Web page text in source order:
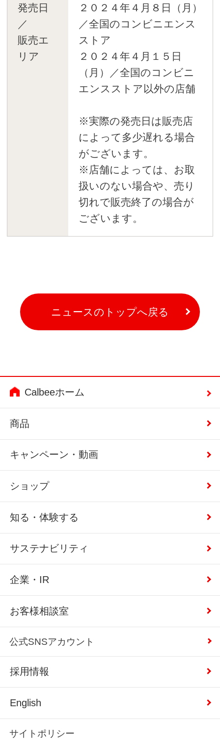
発売日
／
販売エ
リア
２０２４年４月８日（月）
／全国のコンビニエンス
ストア
２０２４年４月１５日
（月）／全国のコンビニ
エンスストア以外の店舗
※実際の発売日は販売店
によって多少遅れる場合
がございます。
※店舗によっては、お取
扱いのない場合や、売り
切れで販売終了の場合が
ございます。
ニュースのトップへ戻る
Calbeeホーム
商品
キャンペーン・動画
ショップ
知る・体験する
サステナビリティ
企業・IR
お客様相談室
公式SNSアカウント
採用情報
English
サイトポリシー